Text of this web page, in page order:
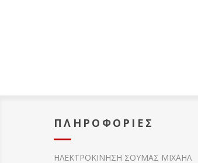
ΠΛΗΡΟΦΟΡΊΕΣ
ΗΛΕΚΤΡΟΚΙΝΗΣΗ ΣΟΥΜΑΣ MIXAHΛ